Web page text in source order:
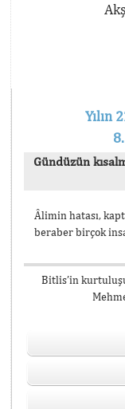
Yılın
Gündüzün
Âlimin hatası,
beraber birçok
Bitlis’in